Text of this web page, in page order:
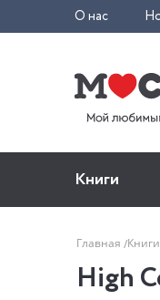
О нас
Книги
Главная Книги
High